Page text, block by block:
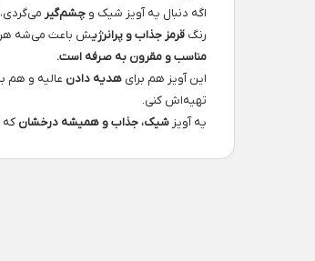
اگه دنبال یه آویز شیک و چشم‌گیر
رنگ قرمز جذاب و پرانرژیش باعث می‌شه هر
مناسب و مقرون به صرفه است.
این آویز هم برای هدیه دادن عالیه و هم
تهیه‌اش کنی.
یه آویز شیک، جذاب و همیشه درخشان که